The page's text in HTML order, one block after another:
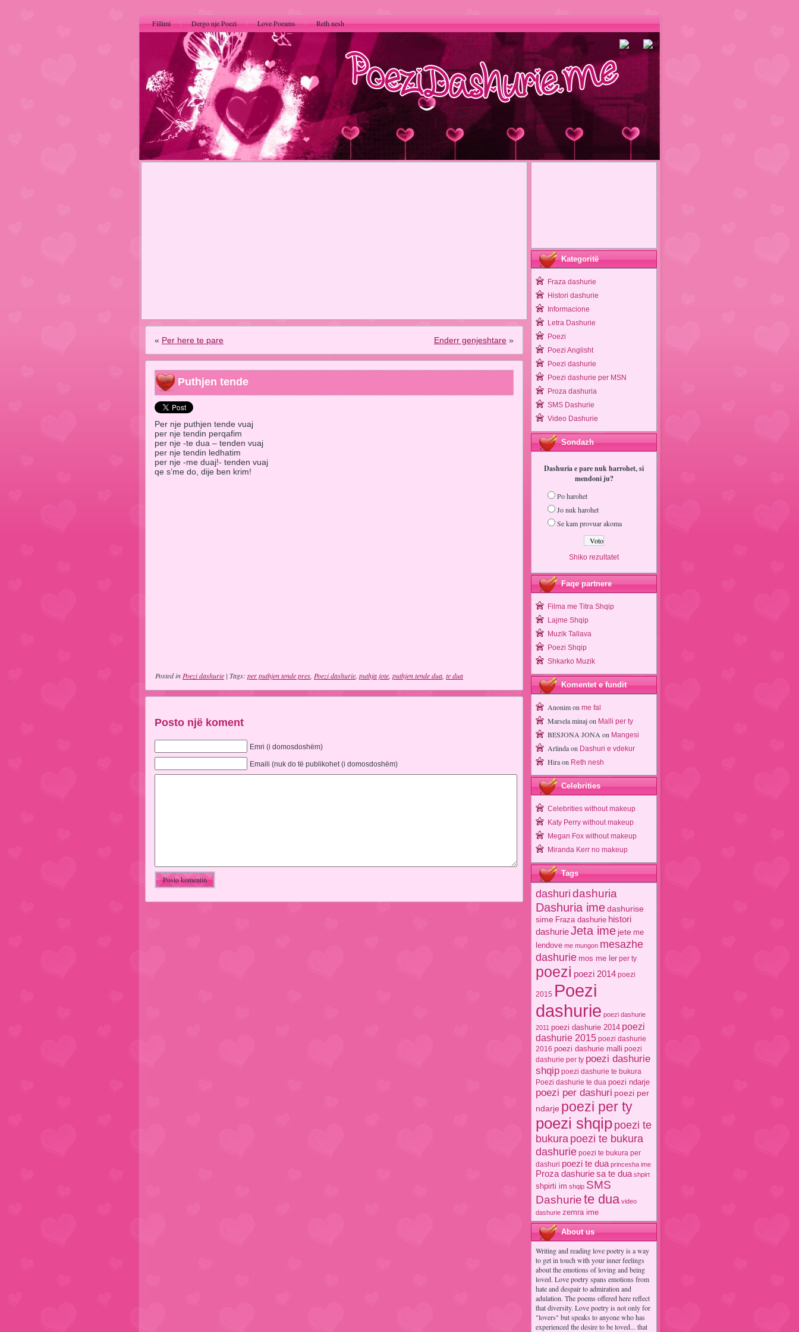
Fillimi Dergo nje Poezi Love Poeams Reth nesh
« Per here te pare Enderr genjeshtare »
Puthjen tende
Per nje puthjen tende vuaj
per nje tendin perqafim
per nje -te dua – tenden vuaj
per nje tendin ledhatim
per nje -me duaj!- tenden vuaj
qe s’me do, dije ben krim!
Posted in Poezi dashurie | Tags: per puthjen tende pres Poezi dashurie puthja jote puthjen tende dua te dua
Posto një koment
Emri (i domosdoshëm)
Emaili (nuk do të publikohet (i domosdoshëm)
Kategoritë
Fraza dashurie
Histori dashurie
Informacione
Letra Dashurie
Poezi
Poezi Anglisht
Poezi dashurie
Poezi dashurie per MSN
Proza dashuria
SMS Dashurie
Video Dashurie
Sondazh
Dashuria e pare nuk harrohet, si
mendoni ju?
Po harohet
Jo nuk harohet
Se kam provuar akoma
Shiko rezultatet
Faqe partnere
Filma me Titra Shqip
Lajme Shqip
Muzik Tallava
Poezi Shqip
Shkarko Muzik
Komentet e fundit
Anonimon me fal
Marsela minajon Malli per ty
BESJONA JONA on Mangesi
Arlindaon Dashuri e vdekur
Hiraon Reth nesh
Celebrities
Celebrities without makeup
Katy Perry without makeup
Megan Fox without makeup
Miranda Kerr no makeup
Tags
dashuridashuria
Dashuria imedashurise
sime Fraza dashurie histori
dashurieJeta ime jete me
lendove me mungon mesazhe
dashurie mos me ler per ty
poezi poezi 2014 poezi
2015 Poezi
dashurie poezi dashurie
2011 poezi dashurie 2014 poezi
dashurie 2015 poezi dashurie
2016 poezi dashurie malli poezi
dashurie per ty poezi dashurie
shqip poezi dashurie te bukura
Poezi dashurie te dua poezi ndarje
poezi per dashuri poezi per
ndarje poezi per ty
poezi shqip poezi te
bukura poezi te bukura
dashurie poezi te bukura per
dashuri poezi te dua princesha ime
Proza dashuriesa te dua shpirt
shpirti im shqip SMS
Dashuriete dua video
dashurie zemra ime
About us
Writing and reading love poetry is a way
to get in touch with your inner feelings
about the emotions of loving and being
loved. Love poetry spans emotions from
hate and despair to admiration and
adulation. The poems offered here reflect
that diversity. Love poetry is not only for
"lovers" but speaks to anyone who has
experienced the desire to be loved... that